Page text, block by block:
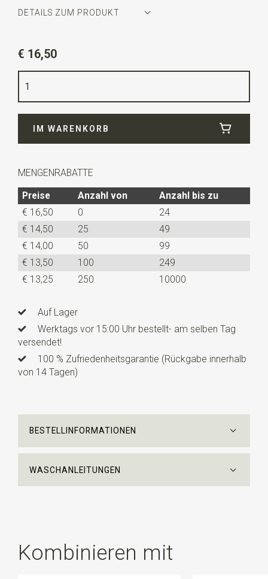
DETAILS ZUM PRODUKT
Farbe
Qualität
Länge 140 cm
€ 16,50
IM WARENKORB
MENGENRABATTE
Preise
Anzahl von
Anzahl bis zu
€ 16,50
0
24
€ 14,50
25
49
€ 14,00
50
99
€ 13,50
100
249
€ 13,25
250 10000
Auf Lager
Werktags vor 15:00 Uhr bestellt- am selben Tag
versendet!
100 % Zufriedenheitsgarantie (Rückgabe innerhalb
von 14 Tagen)
BESTELLINFORMATIONEN
WASCHANLEITUNGEN
Kombinieren mit